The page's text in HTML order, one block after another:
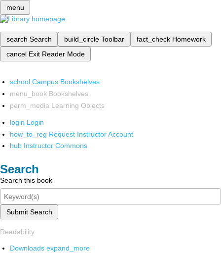
menu
search Search build_circle Toolbar fact_check Homework
cancel Exit Reader Mode
school Campus Bookshelves
menu_book Bookshelves
perm_media Learning Objects
login Login
how_to_reg Request Instructor Account
hub Instructor Commons
Search
Search this book
Submit Search
Readability
Downloads expand_more